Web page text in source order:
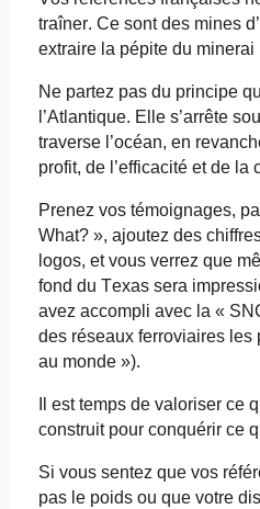
traîner. Ce sont des mines
extraire la pépite du minerai
Ne partez pas du principe
l’Atlantique. Elle s’arrête
traverse l’océan, en
profit, de l’efficacité et de la
Prenez vos témoignages,
What? », ajoutez des
logos, et vous verrez que
fond du Texas sera
avez accompli avec la «
des réseaux ferroviaires les
au monde »).
Il est temps de valoriser ce
construit pour conquérir ce
Si vous sentez que vos
pas le poids ou que votre